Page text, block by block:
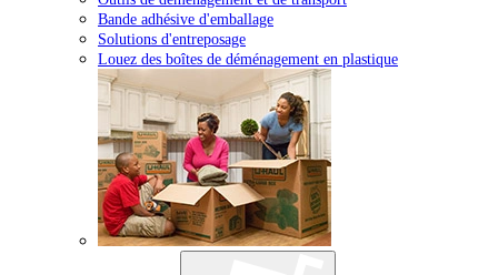
Bande adhésive d'emballage
Solutions d'entreposage
Louez des boîtes de déménagement en plastique